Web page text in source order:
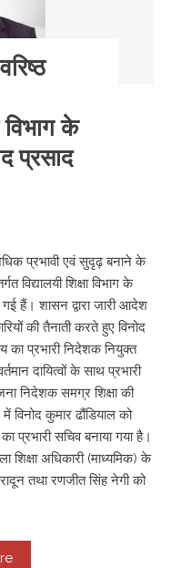
विभाग के
प्रसाद
प्रभावी एवं सुदृढ़ बनाने के
विद्यालयी शिक्षा विभाग के
गई हैं। शासन द्वारा जारी आदेश
की तैनाती करते हुए विनोद
का प्रभारी निदेशक नियुक्त
दायित्वों के साथ प्रभारी
निदेशक समग्र शिक्षा की
विनोद कुमार ढौंडियाल को
प्रभारी सचिव बनाया गया है।
शिक्षा अधिकारी (माध्यमिक) के
तथा रणजीत सिंह नेगी को